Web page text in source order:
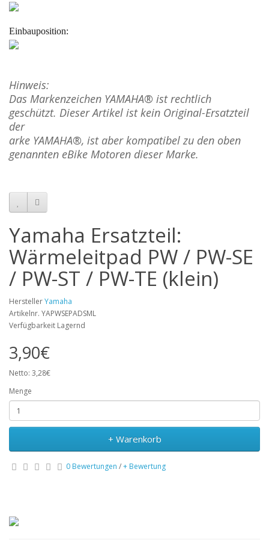
Einbauposition:
Hinweis:
Das Markenzeichen YAMAHA® ist rechtlich
geschützt. Dieser Artikel ist kein Original-Ersatzteil
der
arke YAMAHA®, ist aber kompatibel zu den oben
genannten eBike Motoren dieser Marke.
Yamaha Ersatzteil:
Wärmeleitpad PW / PW-SE
/ PW-ST / PW-TE (klein)
HerstellerYamaha
Artikelnr. YAPWSEPADSML
Verfügbarkeit Lagernd
3,90€
Netto: 3,28€
Menge
+ Warenkorb
0 Bewertungen /+ Bewertung